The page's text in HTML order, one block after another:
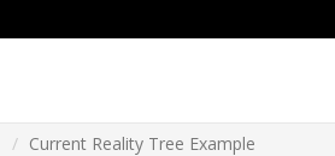
Current Reality Tree Example